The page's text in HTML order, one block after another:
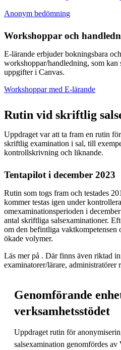
Anonym bedömning
Workshoppar och
E-lärande erbjuder bokningsbara
workshoppar/handledning, som kan
uppgifter i Canvas.
Workshoppar med E-lärande
Rutin vid skriftlig
Uppdraget var att ta fram en rutin
skriftlig examination i sal, till
kontrollskrivning och liknande.
Tentapilot i december 2023
Rutin som togs fram och testades
kommer testas igen under
omexaminationsperioden i
antal skriftliga salsexaminationer.
om den befintliga
ökade volymer.
Läs mer på . Där finns även riktad
examinatorer/lärare, administratörer
Genomförande
verksamhetsstödet
Uppdraget rutin för
salsexamination genomfördes av